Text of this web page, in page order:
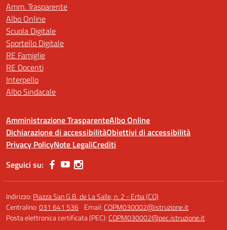
Amm. Trasparente
Albo Online
Scuola Digitale
Sportello Digitale
RE Famiglie
RE Docenti
Interpello
Albo Sindacale
Amministrazione TrasparenteAlbo Online
Dichiarazione di accessibilitàObiettivi di accessibilità
Privacy PolicyNote LegaliCrediti
Seguici su:
Indirizzo: Piazza San G.B. de La Salle, n. 2 - Erba (CO)
Centralino:031 641 536 Email: COPM030002@istruzione.it
Posta elettronica certificata (PEC): COPM030002@pec.istruzione.it